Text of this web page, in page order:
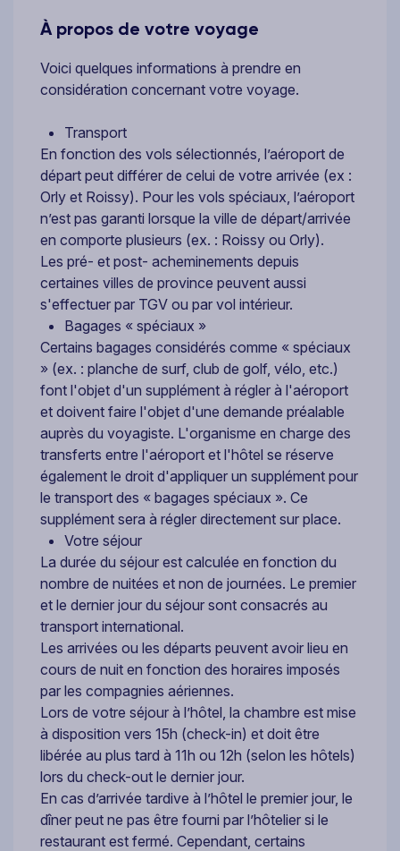
À propos de votre voyage
Voici quelques informations à prendre en
considération concernant votre voyage.
Transport
En fonction des vols sélectionnés, l’aéroport de
départ peut différer de celui de votre arrivée (ex :
Orly et Roissy). Pour les vols spéciaux, l’aéroport
n’est pas garanti lorsque la ville de départ/arrivée
en comporte plusieurs (ex. : Roissy ou Orly).
Les pré- et post- acheminements depuis
certaines villes de province peuvent aussi
s'effectuer par TGV ou par vol intérieur.
Bagages « spéciaux »
Certains bagages considérés comme « spéciaux
» (ex. : planche de surf, club de golf, vélo, etc.)
font l'objet d'un supplément à régler à l'aéroport
et doivent faire l'objet d'une demande préalable
auprès du voyagiste. L'organisme en charge des
transferts entre l'aéroport et l'hôtel se réserve
également le droit d'appliquer un supplément pour
le transport des « bagages spéciaux ». Ce
supplément sera à régler directement sur place.
Votre séjour
La durée du séjour est calculée en fonction du
nombre de nuitées et non de journées. Le premier
et le dernier jour du séjour sont consacrés au
transport international.
Les arrivées ou les départs peuvent avoir lieu en
cours de nuit en fonction des horaires imposés
par les compagnies aériennes.
Lors de votre séjour à l’hôtel, la chambre est mise
à disposition vers 15h (check-in) et doit être
libérée au plus tard à 11h ou 12h (selon les hôtels)
lors du check-out le dernier jour.
En cas d’arrivée tardive à l’hôtel le premier jour, le
dîner peut ne pas être fourni par l’hôtelier si le
restaurant est fermé. Cependant, certains